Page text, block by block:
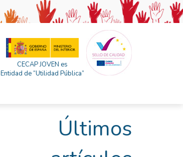
CECAP JOVEN es
Entidad de “Utilidad Pública”
Últimos